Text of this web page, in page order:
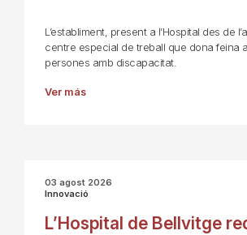
L’establiment, present a l’Hospital des de
centre especial de treball que dona feina
persones amb discapacitat.
Ver más
03 agost 2026
Innovació
L’Hospital de Bellvitge